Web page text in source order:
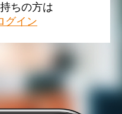
ちの方は
グイン